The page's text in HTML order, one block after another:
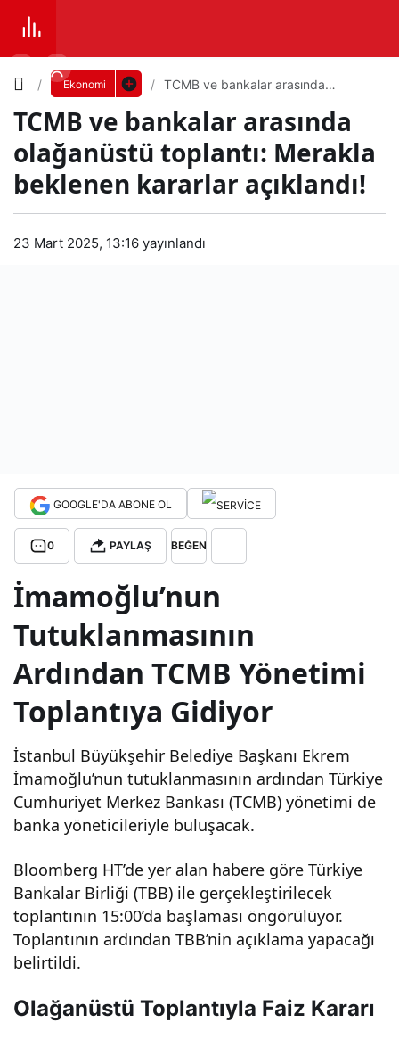
Ekonomi
TCMB ve bankalar arasında
beklenen kararlar açıklandı!
TCMB ve bankalar arasında
olağanüstü toplantı: Merakla
beklenen kararlar açıklandı!
23 Mart 2025, 13:16 yayınlandı
GOOGLE'DA ABONE OL
0 PAYLAŞ BEĞEN
İmamoğlu’nun
Tutuklanmasının
Ardından TCMB Yönetimi
Toplantıya Gidiyor
İstanbul Büyükşehir Belediye Başkanı Ekrem
İmamoğlu’nun tutuklanmasının ardından Türkiye
Cumhuriyet Merkez Bankası (TCMB) yönetimi de
banka yöneticileriyle buluşacak.
Bloomberg HT’de yer alan habere göre Türkiye
Bankalar Birliği (TBB) ile gerçekleştirilecek
toplantının 15:00’da başlaması öngörülüyor.
Toplantının ardından TBB’nin açıklama yapacağı
belirtildi.
Olağanüstü Toplantıyla Faiz Kararı
TC
ında
anü
stü
topl
antı:
Mer
akla
bekl
ene
n
Yazı
Boyutunu
Ayarla
0 PAYLAŞ